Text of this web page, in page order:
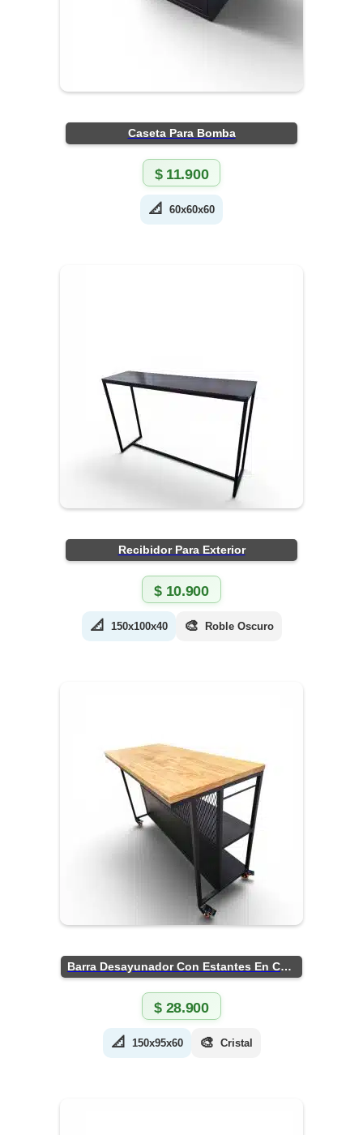
Caseta Para Bomba
$11.900
📐 60x60x60
Recibidor Para Exterior
$10.900
📐 150x100x40 🎨 Roble Oscuro
Barra Desayunador Con Estantes En Chapa
$28.900
📐 150x95x60 🎨 Cristal